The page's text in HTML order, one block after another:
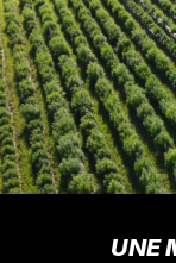
UNE